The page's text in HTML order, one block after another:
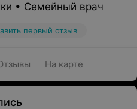
• Семейный врач
первый отзыв
На карте